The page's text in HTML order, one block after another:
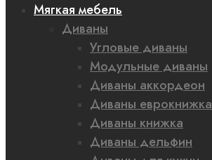
Мягкая мебель
Диваны
Угловые диваны
Модульные диваны
Диваны аккордеон
Диваны еврокнижка
Диваны книжка
Диваны дельфин